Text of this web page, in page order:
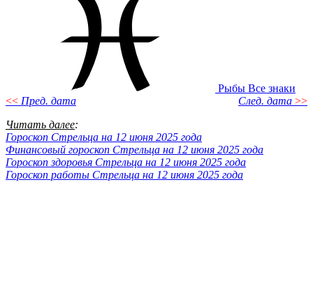
Рыбы Все знаки
<< Пред. дата След. дата >>
Читать далее:
Гороскоп Стрельца на 12 июня 2025 года
Финансовый гороскоп Стрельца на 12 июня 2025 года
Гороскоп здоровья Стрельца на 12 июня 2025 года
Гороскоп работы Стрельца на 12 июня 2025 года